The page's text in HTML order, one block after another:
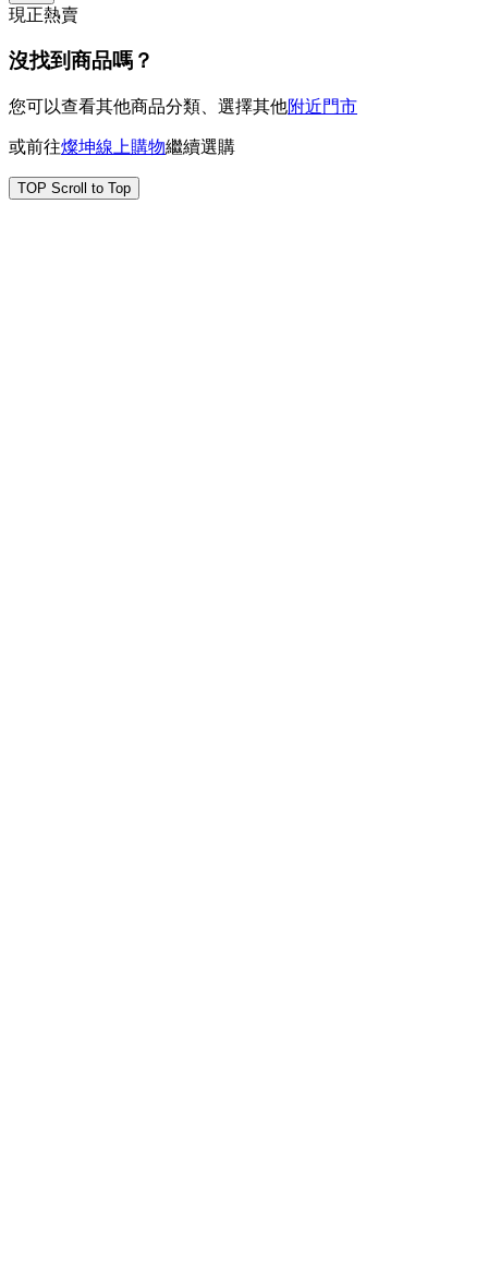
現正熱賣
沒找到商品嗎？
您可以查看其他商品分類、選擇其他附近門市
或前往燦坤線上購物繼續選購
TOP Scroll to Top